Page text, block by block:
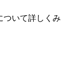
ついて詳しくみ